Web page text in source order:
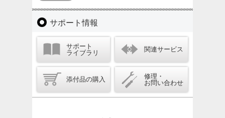
サポート情報
サポート
ライブラリ
関連サービス
添付品の購入
修理・
お問い合わせ